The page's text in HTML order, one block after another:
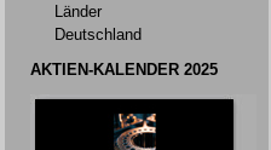
Länder
Deutschland
AKTIEN-KALENDER 2025